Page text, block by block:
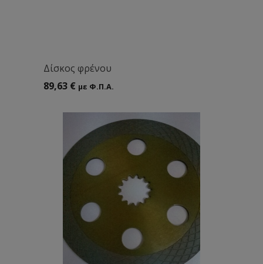
Δίσκος φρένου
89,63 € με Φ.Π.Α.